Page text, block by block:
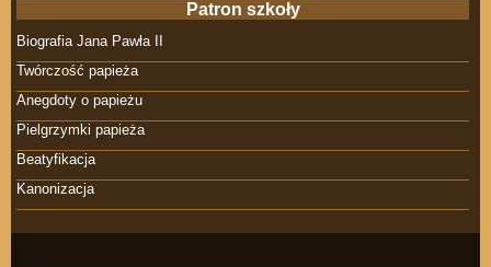
Patron szkoły
Biografia Jana Pawła II
Twórczość papieża
Anegdoty o papieżu
Pielgrzymki papieża
Beatyfikacja
Kanonizacja